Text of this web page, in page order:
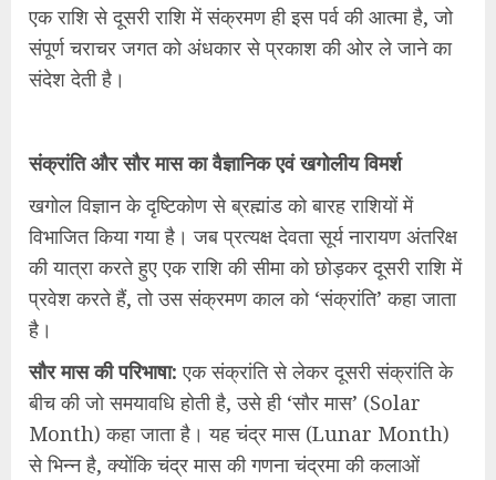
एक राशि से दूसरी राशि में संक्रमण ही इस पर्व की आत्मा है, जो
संपूर्ण चराचर जगत को अंधकार से प्रकाश की ओर ले जाने का
संदेश देती है।
संक्रांति और सौर मास का वैज्ञानिक एवं खगोलीय विमर्श
​खगोल विज्ञान के दृष्टिकोण से ब्रह्मांड को बारह राशियों में
विभाजित किया गया है। जब प्रत्यक्ष देवता सूर्य नारायण अंतरिक्ष
की यात्रा करते हुए एक राशि की सीमा को छोड़कर दूसरी राशि में
प्रवेश करते हैं, तो उस संक्रमण काल को ‘संक्रांति’ कहा जाता
है।
​सौर मास की परिभाषा: एक संक्रांति से लेकर दूसरी संक्रांति के
बीच की जो समयावधि होती है, उसे ही ‘सौर मास’ (Solar
Month) कहा जाता है। यह चंद्र मास (Lunar Month)
से भिन्न है, क्योंकि चंद्र मास की गणना चंद्रमा की कलाओं